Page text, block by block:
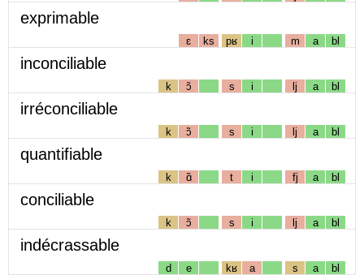
exprimable
ɛ ks pʁ i m a bl
inconciliable
k ɔ̃ s i lj a bl
irréconciliable
k ɔ̃ s i lj a bl
quantifiable
k ɑ̃ t i fj a bl
conciliable
k ɔ̃ s i lj a bl
indécrassable
d e kʁ a s a bl